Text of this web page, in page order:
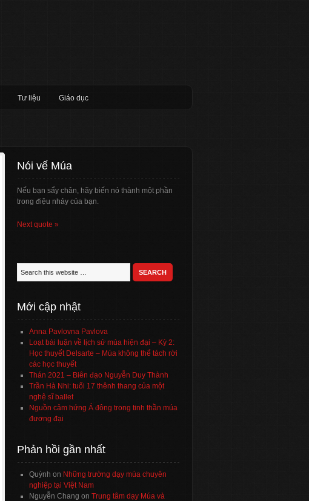
Tư liệu Giáo dục
Nói vế Múa
Nếu bạn sẩy chân, hãy biến nó thành một phần
trong điệu nhảy của bạn.
Next quote »
Mới cập nhật
Anna Pavlovna Pavlova
Loạt bài luận về lịch sử múa hiện đại – Kỳ 2:
Học thuyết Delsarte – Múa không thể tách rời
các học thuyết
Thán 2021 – Biên đạo Nguyễn Duy Thành
Trần Hà Nhi: tuổi 17 thênh thang của một
nghệ sĩ ballet
Nguồn cảm hứng Á đông trong tinh thần múa
đương đại
Phản hồi gần nhất
Quỳnh on Những trường dạy múa chuyên
nghiệp tại Việt Nam
Nguyễn Chang on Trung tâm dạy Múa và